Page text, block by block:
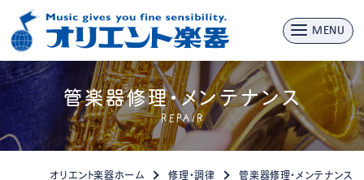
MENU
管楽器修理・メンテナンス
REPAIR
オリエント楽器ホーム 修理・調律 管楽器修理・メンテナンス